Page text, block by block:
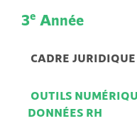
3e Année
OUTILS